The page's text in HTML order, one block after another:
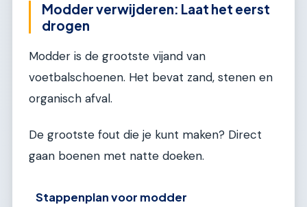
Modder verwijderen: Laat het eerst
drogen
Modder is de grootste vijand van
voetbalschoenen. Het bevat zand, stenen en
organisch afval.
De grootste fout die je kunt maken? Direct
gaan boenen met natte doeken.
Stappenplan voor modder